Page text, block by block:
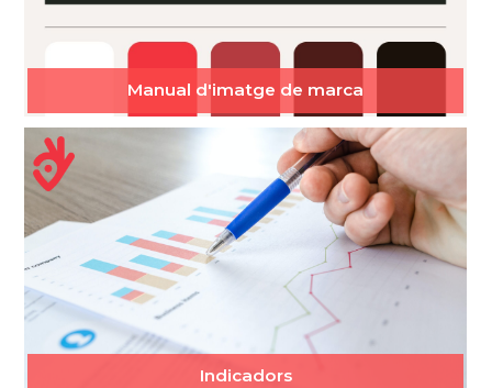
Manual d'imatge de marca
Indicadors